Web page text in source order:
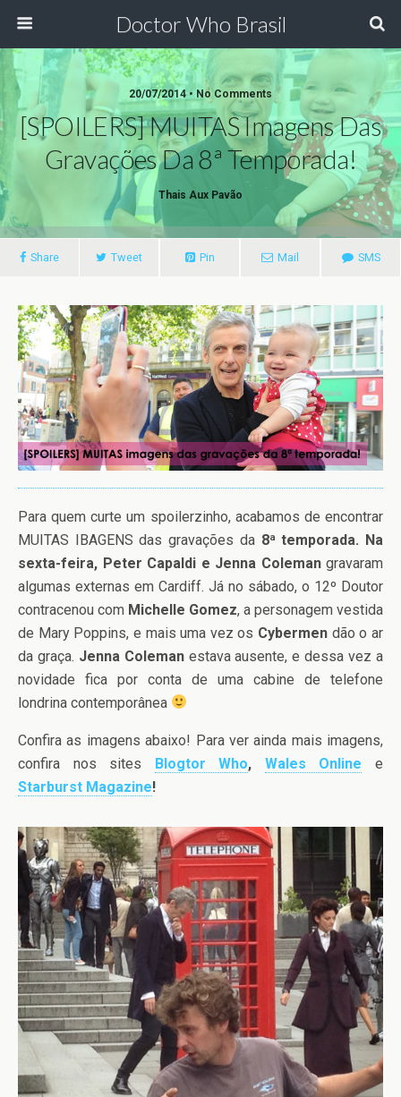
Doctor Who Brasil
20/07/2014 • No Comments
[SPOILERS] MUITAS Imagens Das
Gravações Da 8ª Temporada!
Thais Aux Pavão
Share Tweet Pin Mail SMS
Para quem curte um spoilerzinho, acabamos de encontrar
MUITAS IBAGENS das gravações da 8ª temporada. Na
sexta-feira, Peter Capaldi e Jenna Colemangravaram
algumas externas em Cardiff. Já no sábado, o 12º Doutor
contracenou com Michelle Gomez, a personagem vestida
de Mary Poppins, e mais uma vez os Cybermen dão o ar
da graça. Jenna Colemanestava ausente, e dessa vez a
novidade fica por conta de uma cabine de telefone
londrina contemporânea
Confira as imagens abaixo! Para ver ainda mais imagens,
confira nos sites Blogtor Who, Wales Online
e
Starburst Magazine!